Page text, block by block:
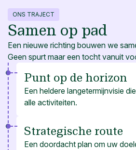
ONS TRAJECT
Samen op pad
Een nieuwe richting bouwen we
Geen spurt maar een tocht vanuit
Punt op de horizon
Een heldere langetermijnvisie
alle activiteiten.
Strategische route
Een doordacht plan om uw